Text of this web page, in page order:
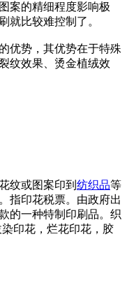
案的精细程度影响极
就比较难控制了。
优势，其优势在于特殊
纹效果、烫金植绒效
纹或图案印到 纺织品等
指印花税票。由政府出
的一种特制印刷品。织
印花，烂花印花，胶